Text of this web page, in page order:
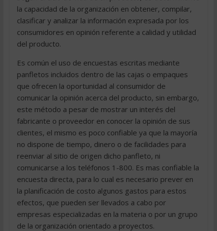
la capacidad de la organización en obtener, compilar,
clasificar y analizar la información expresada por los
consumidores en opinión referente a calidad y utilidad
del producto.
Es común el uso de encuestas escritas mediante
panfletos incluidos dentro de las cajas o empaques
que ofrecen la oportunidad al consumidor de
comunicar la opinión acerca del producto, sin embargo,
este método a pesar de mostrar un interés del
fabricante o proveedor en conocer la opinión de sus
clientes, el mismo es poco confiable ya que la mayoría
no dispone de tiempo, dinero o de facilidades para
reenviar al sitio de origen dicho panfleto, ni
comunicarse a los teléfonos 1-800. Es mas confiable la
encuesta directa, para lo cual es necesario prever en
la planificación de costo algunos gastos para estos
efectos, que pueden ser llevados a cabo por
empresas especializadas en la materia o por un grupo
de la organización orientado a proyectos.